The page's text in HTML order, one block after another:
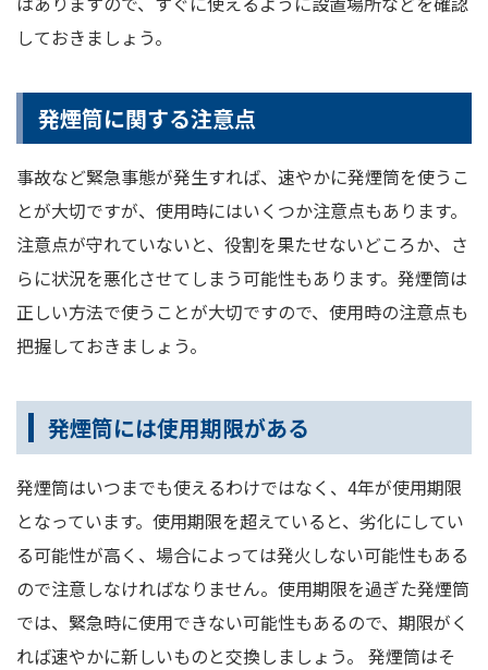
しておきましょう。
発煙筒に関する注意点
事故など緊急事態が発生すれば、速やかに発煙筒を使うこ
とが大切ですが、使用時にはいくつか注意点もあります。
注意点が守れていないと、役割を果たせないどころか、さ
らに状況を悪化させてしまう可能性もあります。発煙筒は
正しい方法で使うことが大切ですので、使用時の注意点も
把握しておきましょう。
発煙筒には使用期限がある
発煙筒はいつまでも使えるわけではなく、4年が使用期限
となっています。使用期限を超えていると、劣化にしてい
る可能性が高く、場合によっては発火しない可能性もある
ので注意しなければなりません。使用期限を過ぎた発煙筒
では、緊急時に使用できない可能性もあるので、期限がく
れば速やかに新しいものと交換しましょう。 発煙筒はそ